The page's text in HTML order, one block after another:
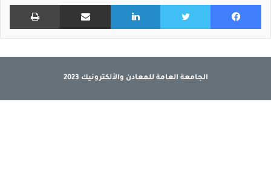
فيسبوك تويتر لينكدإن مشاركة عبر البريد
الجامعة العامة للمعادن والألكترونيك 2023